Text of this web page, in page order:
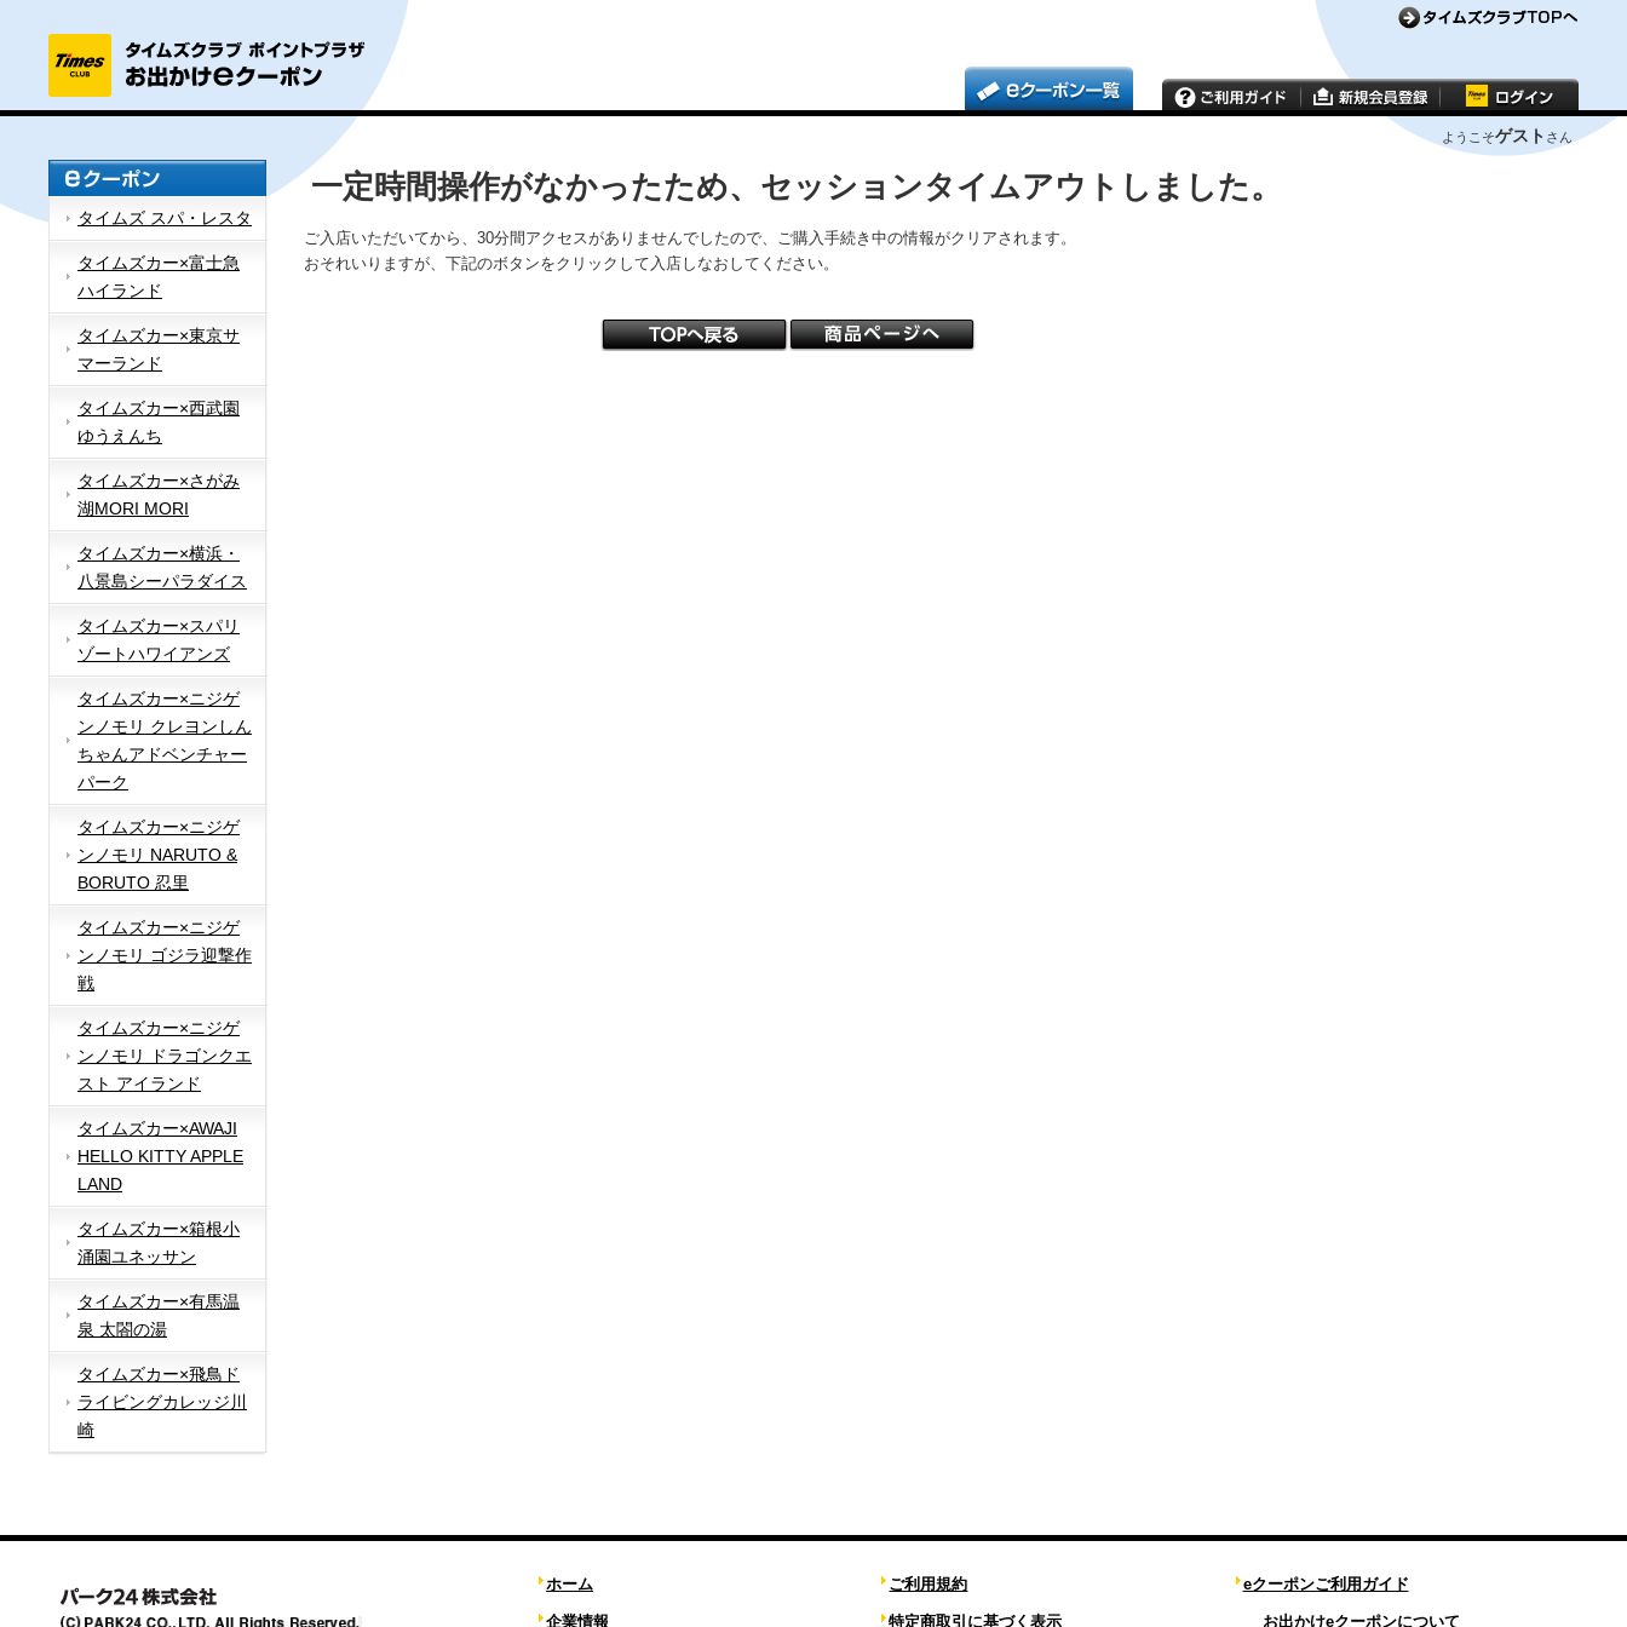
ようこそゲスト さん
タイムズ スパ・レスタ
タイムズカー×富士急
ハイランド
タイムズカー×東京サ
マーランド
タイムズカー×西武園
ゆうえんち
タイムズカー×さがみ
湖MORI MORI
タイムズカー×横浜・
八景島シーパラダイス
タイムズカー×スパリ
ゾートハワイアンズ
タイムズカー×ニジゲ
ンノモリ クレヨンしん
ちゃんアドベンチャー
パーク
タイムズカー×ニジゲ
ンノモリ NARUTO &
BORUTO 忍里
タイムズカー×ニジゲ
ンノモリ ゴジラ迎撃作
戦
タイムズカー×ニジゲ
ンノモリ ドラゴンクエ
スト アイランド
タイムズカー×AWAJI
HELLO KITTY APPLE
LAND
タイムズカー×箱根小
涌園ユネッサン
タイムズカー×有馬温
泉 太閤の湯
タイムズカー×飛鳥ド
ライビングカレッジ川
崎
一定時間操作がなかったため、セッションタイムアウトしました。
ご入店いただいてから、30分間アクセスがありませんでしたので、ご購入手続き中の情報がクリアされます。
おそれいりますが、下記のボタンをクリックして入店しなおしてください。
ホーム
企業情報
ご利用規約
特定商取引に基づく表示
eクーポンご利用ガイド
お出かけeクーポンについて